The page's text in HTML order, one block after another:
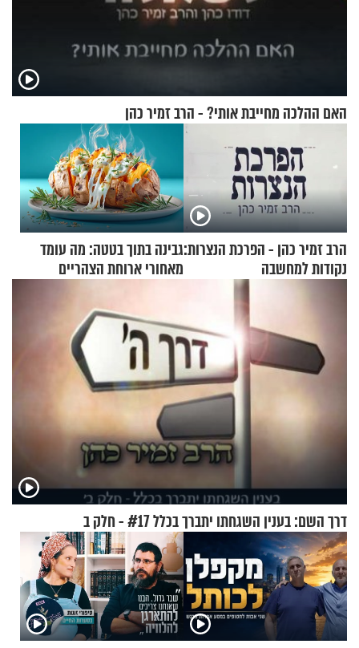
האם ההלכה מחייבת אותי? - הרב זמיר כהן
הרב זמיר כהן - הפרכת הנצרות:
נקודות למחשבה
גבינה בתוך בטטה: מה עומד
מאחורי ארוחת הצהריים
דרך השם: בענין השגחתו יתברך בכלל #17 - חלק ב